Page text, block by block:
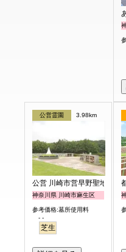
公営霊園 3.98km
公営 川崎市営早野聖地公園
神奈川県 川崎市麻生区
参考価格:墓所使用料
- -
芝生